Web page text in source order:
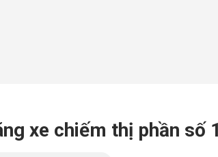
xe chiếm thị phần số